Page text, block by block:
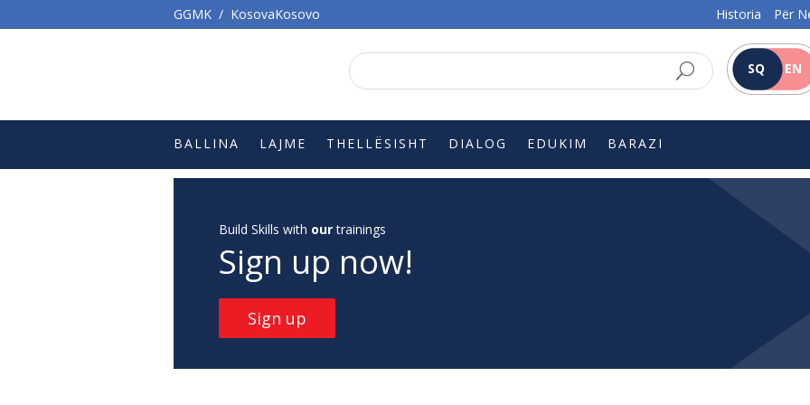
GGMK / KosovaKosovo Historia Për
SQ EN
BALLINA LAJME THELLËSISHT DIALOG EDUKIM BARAZI
Build Skills with ourtrainings
Sign up now!
Sign up